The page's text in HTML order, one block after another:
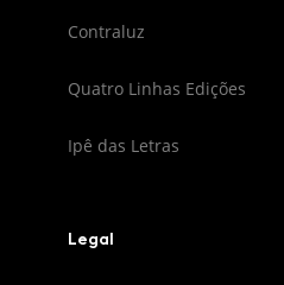
Contraluz
Quatro Linhas Edições
Ipê das Letras
Legal